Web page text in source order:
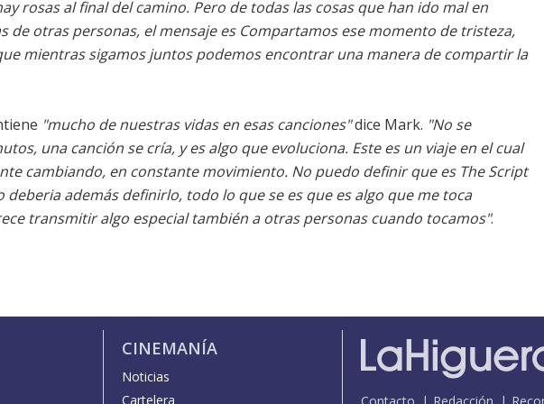
rosas al final del camino. Pero de todas las cosas que han ido mal en
de otras personas, el mensaje es Compartamos ese momento de tristeza,
mientras sigamos juntos podemos encontrar una manera de compartir la
"mucho de nuestras vidas en esas canciones"dice Mark. "No se
una canción se cría, y es algo que evoluciona. Este es un viaje en el cual
cambiando, en constante movimiento. No puedo definir que es The Script
además definirlo, todo lo que se es que es algo que me toca
transmitir algo especial también a otras personas cuando tocamos".
CINEMANÍA
Noticias
Cartelera
Contacto Redacción